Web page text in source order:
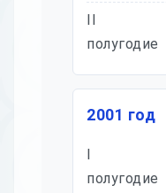
II
полугодие
2001 год
I
полугодие